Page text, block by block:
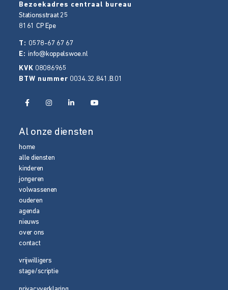
Bezoekadres centraal bureau
Stationsstraat 25
8161 CP Epe
T: 0578-67 67 67
E:info@koppelswoe.nl
KVK 08086965
BTW nummer 0034.32.841.B.01
Al onze diensten
home
alle diensten
kinderen
jongeren
volwassenen
ouderen
agenda
nieuws
over ons
contact
vrijwilligers
stage/scriptie